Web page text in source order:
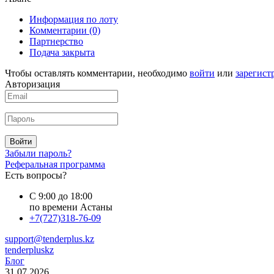
Информация по лоту
Комментарии (0)
Партнерство
Подача закрыта
Чтобы оставлять комментарии, необходимо войти или
Авторизация
Войти
Забыли пароль?
Реферальная программа
Есть вопросы?
С 9:00 до 18:00
по времени Астаны
+7(727)318-76-09
support@tenderplus.kz
tenderpluskz
Блог